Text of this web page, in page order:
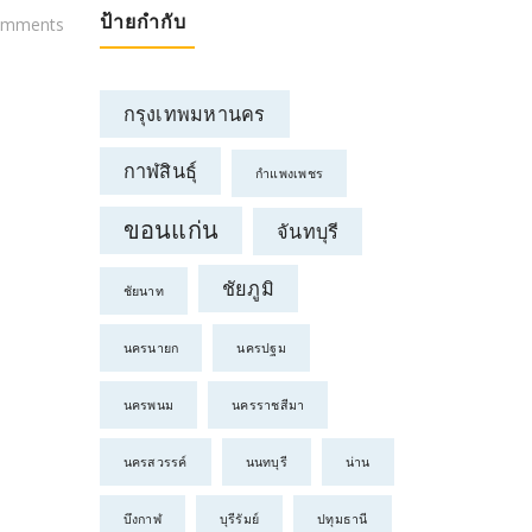
ป้ายกำกับ
กรุงเทพมหานคร
กาฬสินธุ์ กำแพงเพชร
ขอนแก่น จันทบุรี
ชัยนาท ชัยภูมิ
นครนายก นครปฐม
นครพนม นครราชสีมา
นครสวรรค์ นนทบุรี น่าน
บึงกาฬ บุรีรัมย์ ปทุมธานี